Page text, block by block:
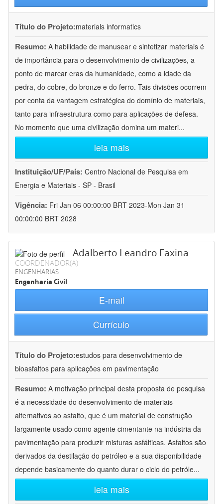
Título do Projeto:materials informatics
Resumo: A habilidade de manusear e sintetizar materiais é
de importância para o desenvolvimento de civilizações, a
ponto de marcar eras da humanidade, como a idade da
pedra, do cobre, do bronze e do ferro. Tais divisões ocorrem
por conta da vantagem estratégica do domínio de materiais,
tanto para infraestrutura como para aplicações de defesa.
No momento que uma civilização domina um materi...
leia mais
Instituição/UF/País: Centro Nacional de Pesquisa em
Energia e Materiais - SP - Brasil
Vigência: Fri Jan 06 00:00:00 BRT 2023-Mon Jan 31
00:00:00 BRT 2028
Adalberto Leandro Faxina
COORDENADOR(A)
ENGENHARIAS
Engenharia Civil
E-mail
Currículo
Título do Projeto:estudos para desenvolvimento de
bioasfaltos para aplicações em pavimentação
Resumo: A motivação principal desta proposta de pesquisa
é a necessidade do desenvolvimento de materiais
alternativos ao asfalto, que é um material de construção
largamente usado como agente cimentante na indústria da
pavimentação para produzir misturas asfálticas. Asfaltos são
derivados da destilação do petróleo e a sua disponibilidade
depende basicamente do quanto durar o ciclo do petróle...
leia mais